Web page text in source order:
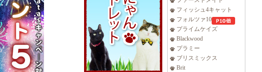
フィッシュ4キャット
フォルツァ10
プライムケイズ
Blackwood
プラミー
ブリスミックス
Brit